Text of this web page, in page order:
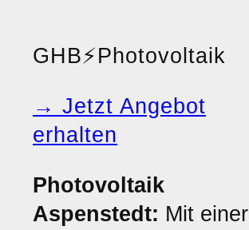
GHB⚡Photovoltaik
→ Jetzt Angebot
erhalten
Photovoltaik
Aspenstedt: Mit einer